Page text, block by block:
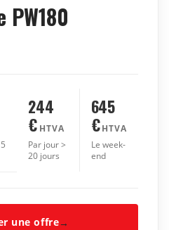
PW180
244
€ HTVA
Par jour >
20 jours
645
€ HTVA
Le week-
end
une offre→